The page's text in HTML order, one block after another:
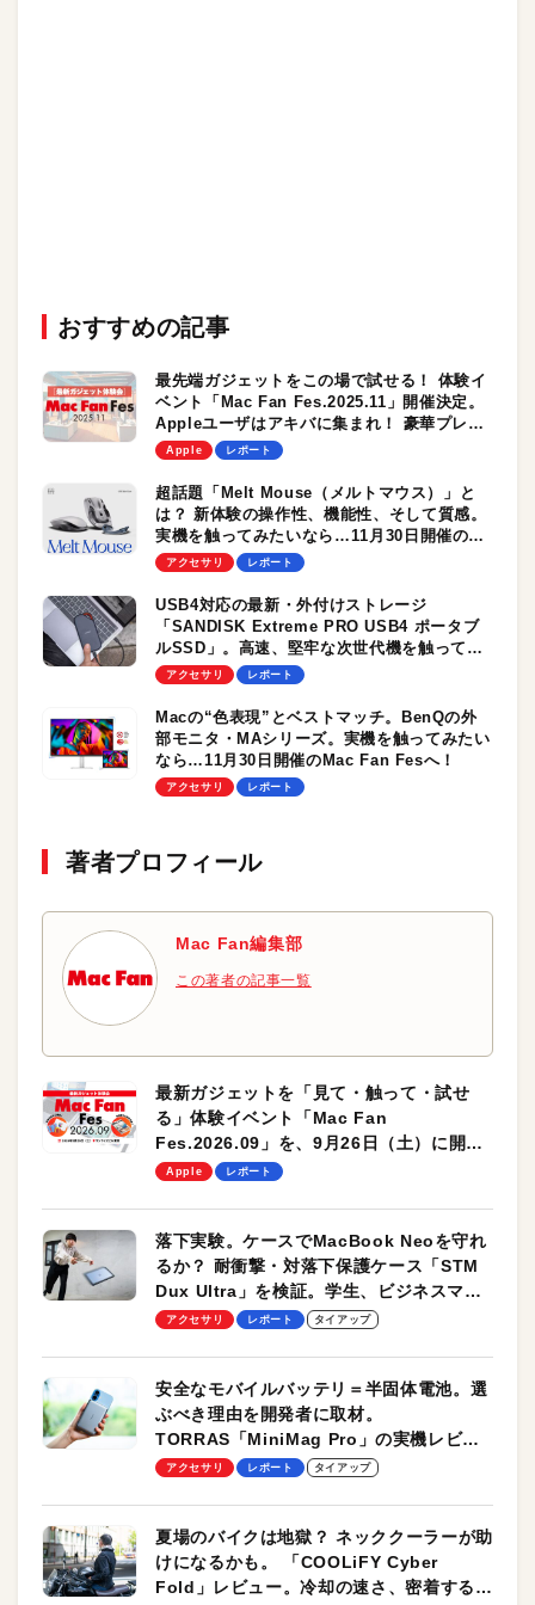
おすすめの記事
最先端ガジェットをこの場で試せる！ 体験イ
ベント「Mac Fan Fes.2025.11」開催決定。
Appleユーザはアキバに集まれ！ 豪華プレゼ
ントも当たるかも！？
Apple レポート
超話題「Melt Mouse（メルトマウス）」と
は？ 新体験の操作性、機能性、そして質感。
実機を触ってみたいなら…11月30日開催の
Mac Fan Fesへ！
アクセサリ レポート
USB4対応の最新・外付けストレージ
「SANDISK Extreme PRO USB4 ポータブ
ルSSD」。高速、堅牢な次世代機を触ってみ
たいなら…11月30日開催のMac Fan Fesへ！
アクセサリ レポート
Macの“色表現”とベストマッチ。BenQの外
部モニタ・MAシリーズ。実機を触ってみたい
なら…11月30日開催のMac Fan Fesへ！
アクセサリ レポート
著者プロフィール
Mac Fan編集部
この著者の記事一覧
最新ガジェットを「見て・触って・試せ
る」体験イベント「Mac Fan
Fes.2026.09」を、9月26日（土）に開催
します！
Apple レポート
落下実験。ケースでMacBook Neoを守れ
るか？ 耐衝撃・対落下保護ケース「STM
Dux Ultra」を検証。学生、ビジネスマン
のモバイルユースに最適！
アクセサリ レポート タイアップ
安全なモバイルバッテリ＝半固体電池。選
ぶべき理由を開発者に取材。
TORRAS「MiniMag Pro」の実機レビュ
ーも
アクセサリ レポート タイアップ
夏場のバイクは地獄？ ネッククーラーが助
けになるかも。 「COOLiFY Cyber
Fold」レビュー。冷却の速さ、密着する冷